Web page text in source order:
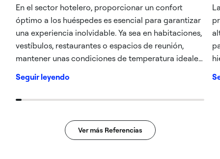
En el sector hotelero, proporcionar un confort
óptimo a los huéspedes es esencial para garantizar
una experiencia inolvidable. Ya sea en habitaciones,
vestíbulos, restaurantes o espacios de reunión,
mantener unas condiciones de temperatura ideales
Seguir leyendo
Ver más Referencias